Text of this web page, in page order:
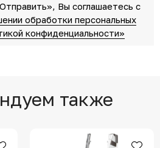
Вы соглашаетесь c
обработки персональных
конфиденциальности»
также